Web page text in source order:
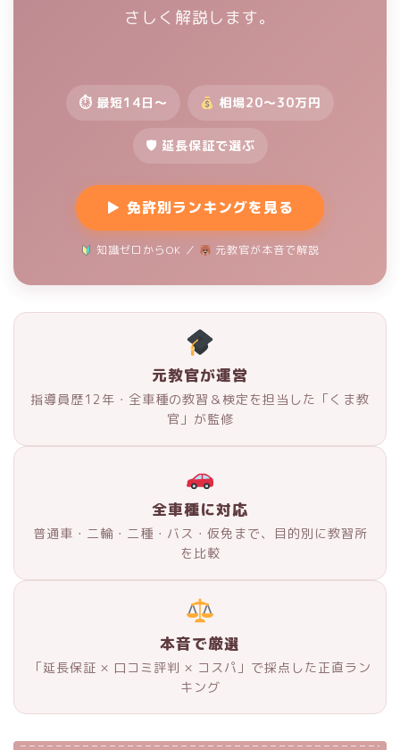
さしく解説します。
⏱ 最短14日〜 相場20〜30万円
🛡 延長保証で選ぶ
▶ 免許別ランキングを見る
知識ゼロからOK ／ 元教官が本音で解説
元教官が運営
指導員歴12年・全車種の教習＆検定を担当した「くま教
官」が監修
全車種に対応
普通車・二輪・二種・バス・仮免まで、目的別に教習所
を比較
本音で厳選
「延長保証 × 口コミ評判 × コスパ」で採点した正直ラン
キング